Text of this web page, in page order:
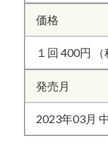
価格
１回 400円 （
発売月
2023年03月